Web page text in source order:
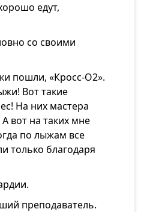
едут,
со своими
пошли, «Кросс-О2».
Вот такие
На них мастера
вот на таких мне
по лыжам все
благодаря
преподаватель.